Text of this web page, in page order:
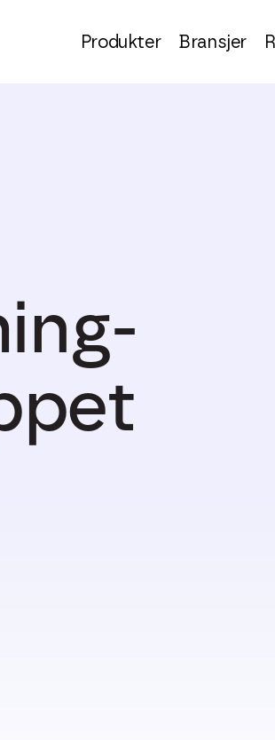
Produkter Bransjer